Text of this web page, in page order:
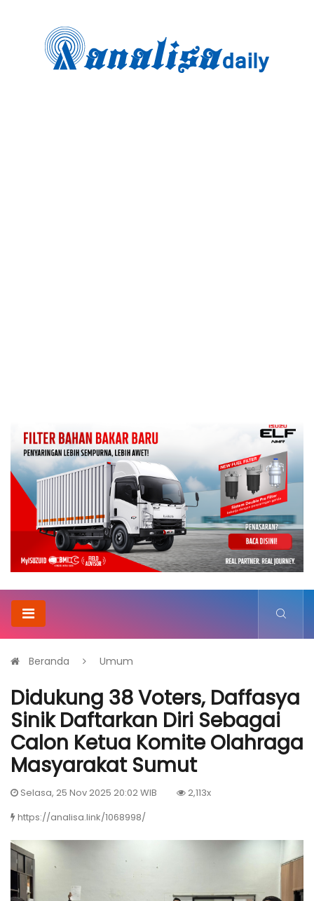
Beranda Umum
Didukung 38 Voters, Daffasya
Sinik Daftarkan Diri Sebagai
Calon Ketua Komite Olahraga
Masyarakat Sumut
Selasa, 25 Nov 2025 20:02 WIB
2,113x
https://analisa.link/1068998/